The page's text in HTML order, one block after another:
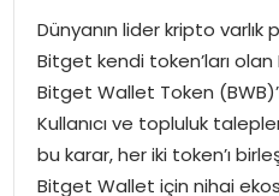
EKONOMI
SPOR
TEKNOLOJI
Dünyanın lider kripto
Bitget kendi token’ları
Bitget Wallet Token
Kullanıcı ve topluluk
bu karar, her iki token’ı
Bitget Wallet için nihai